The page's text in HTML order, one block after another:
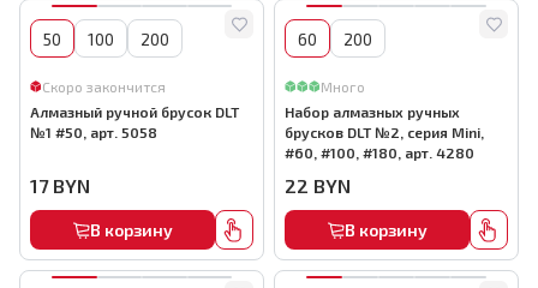
50 100 200
Скоро закончится
Алмазный ручной брусок DLT
№1 #50, арт. 5058
17 BYN
В корзину
60 200
Много
Набор алмазных ручных
брусков DLT №2, серия Mini,
#60, #100, #180, арт. 4280
22 BYN
В корзину